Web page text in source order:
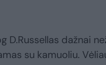
D.Russellas dažnai
su kamuoliu.